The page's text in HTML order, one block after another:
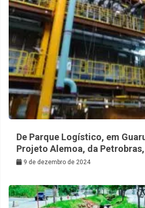
De Parque Logístico, em
Projeto Alemoa, da
9 de dezembro de 2024